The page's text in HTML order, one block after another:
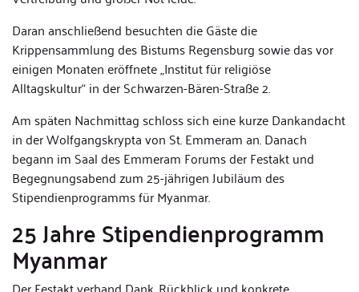
Daran anschließend besuchten die Gäste die
Krippensammlung des Bistums Regensburg sowie das vor
einigen Monaten eröffnete „Institut für religiöse
Alltagskultur“ in der Schwarzen-Bären-Straße 2.
Am späten Nachmittag schloss sich eine kurze Dankandacht
in der Wolfgangskrypta von St. Emmeram an. Danach
begann im Saal des Emmeram Forums der Festakt und
Begegnungsabend zum 25-jährigen Jubiläum des
Stipendienprogramms für Myanmar.
25 Jahre Stipendienprogramm
Myanmar